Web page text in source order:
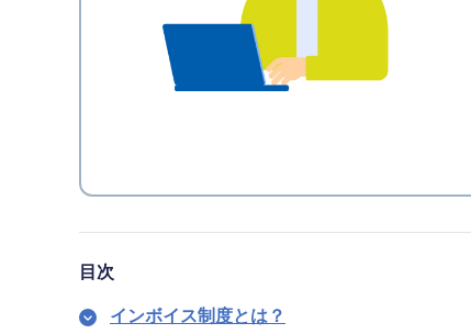
目次
インボイス制度とは？